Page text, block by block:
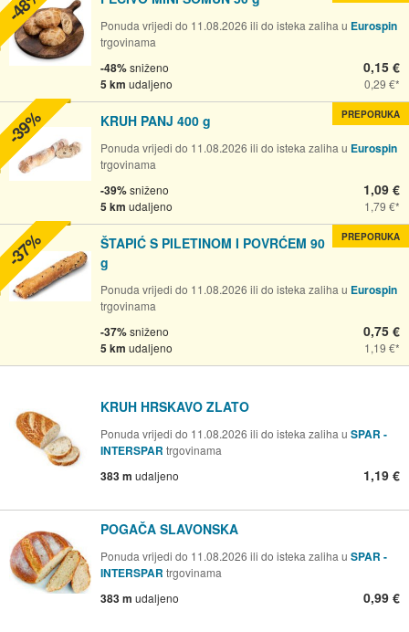
Ponuda vrijedi do 11.08.2026 ili do isteka zaliha u Eurospin
trgovinama
-48%sniženo
5 km udaljeno
0,15 €
0,29 €
KRUH PANJ 400 g
Ponuda vrijedi do 11.08.2026 ili do isteka zaliha u Eurospin
trgovinama
-39%sniženo
5 km udaljeno
1,09 €
1,79 €
PREPORUKA
-39%
ŠTAPIĆ S PILETINOM I POVRĆEM 90
g
Ponuda vrijedi do 11.08.2026 ili do isteka zaliha u Eurospin
trgovinama
-37%sniženo
5 km udaljeno
0,75 €
1,19 €
PREPORUKA
-37%
KRUH HRSKAVO ZLATO
Ponuda vrijedi do 11.08.2026 ili do isteka zaliha u SPAR -
INTERSPAR trgovinama
383 m udaljeno 1,19 €
POGAČA SLAVONSKA
Ponuda vrijedi do 11.08.2026 ili do isteka zaliha u SPAR -
INTERSPAR trgovinama
383 m udaljeno 0,99 €